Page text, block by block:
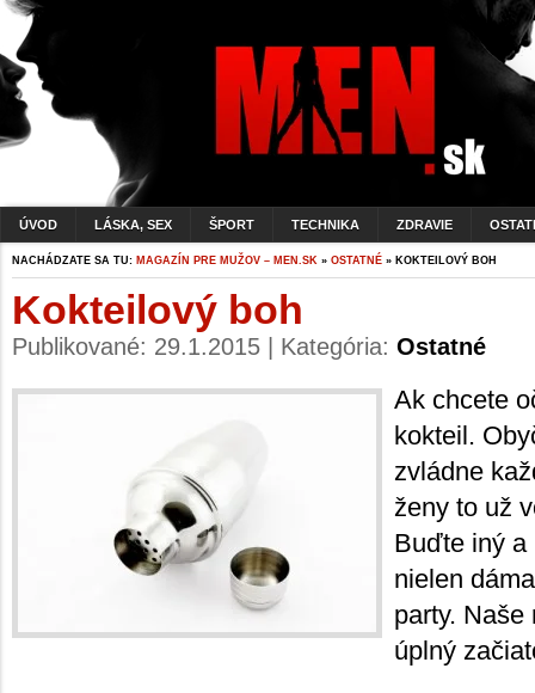
ÚVOD LÁSKA, SEX ŠPORT TECHNIKA ZDRAVIE
NACHÁDZATE SA TU: MAGAZÍN PRE MUŽOV – MEN.SK » OSTATNÉ » KOKTEILOVÝ BOH
Kokteilový boh
Publikované: 29.1.2015 | Kategória: Ostatné
Ak chcete
kokteil.
zvládne
ženy to už
Buďte iný a
nielen
party. Naše
úplný